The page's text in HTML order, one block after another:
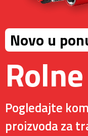
Novo u
Pogledajte
proizvoda za